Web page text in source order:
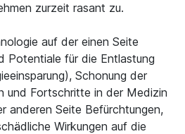
zurzeit rasant zu.
auf der einen Seite
Potentiale für die Entlastung
Schonung der
und Fortschritte in der Medizin
anderen Seite Befürchtungen,
Wirkungen auf die